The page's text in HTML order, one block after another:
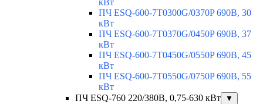
кВт
ПЧ ESQ-600-7T0300G/0370P 690В, 30
кВт
ПЧ ESQ-600-7T0370G/0450P 690В, 37
кВт
ПЧ ESQ-600-7T0450G/0550P 690В, 45
кВт
ПЧ ESQ-600-7T0550G/0750P 690В, 55
кВт
ПЧ ESQ-760 220/380В, 0,75-630 кВт
▼